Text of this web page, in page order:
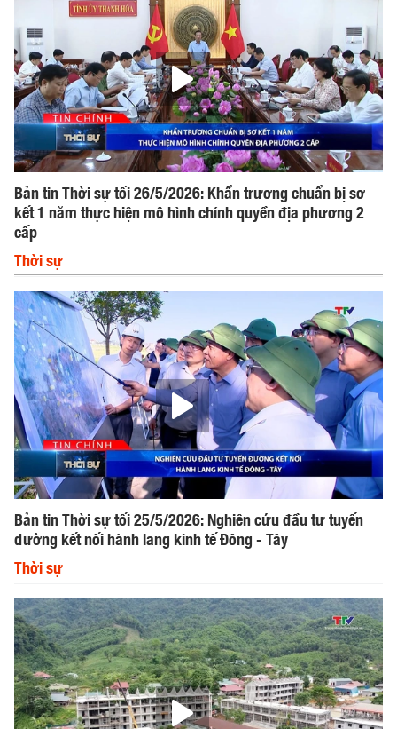
Bản tin Thời sự tối 26/5/2026: Khẩn trương chuẩn bị sơ
kết 1 năm thực hiện mô hình chính quyền địa phương 2
cấp
Thời sự
Bản tin Thời sự tối 25/5/2026: Nghiên cứu đầu tư tuyến
đường kết nối hành lang kinh tế Đông - Tây
Thời sự